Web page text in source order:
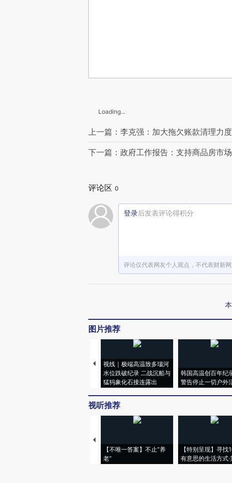
Loading...
上一篇：李克强：加大拖欠账款清理力
下一篇：政府工作报告：支持商品房市
评论区 0
登录后发表评论得积分
评论仅代表网友个人观点，不代表财新
图片推荐
视线｜极端高温致多瑙河
水位跌破纪录 二战沉船与
猛犸象化石接连露出
韩国高温创百年纪
警告停止一切户外
视听推荐
【不唯一答案】不止“养
老”
【特别呈现】寻找
有意思的生活方式·